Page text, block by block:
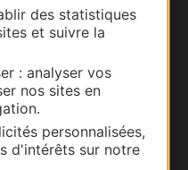
des statistiques
et suivre la
: analyser vos
nos sites en
personnalisées,
d'intérêts sur notre